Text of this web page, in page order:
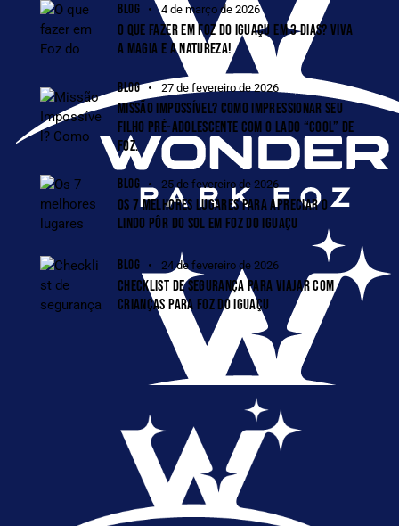
BLOG 4 de março de 2026
O QUE FAZER EM FOZ DO IGUAÇU EM 3 DIAS? VIVA
A MAGIA E A NATUREZA!
BLOG 27 de fevereiro de 2026
MISSÃO IMPOSSÍVEL? COMO IMPRESSIONAR SEU
FILHO PRÉ-ADOLESCENTE COM O LADO “COOL” DE
FOZ.
BLOG 25 de fevereiro de 2026
OS 7 MELHORES LUGARES PARA APRECIAR O
LINDO PÔR DO SOL EM FOZ DO IGUAÇU
BLOG 24 de fevereiro de 2026
CHECKLIST DE SEGURANÇA PARA VIAJAR COM
CRIANÇAS PARA FOZ DO IGUAÇU